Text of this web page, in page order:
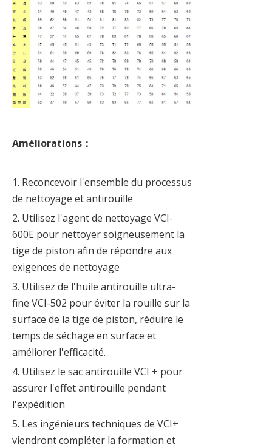
Améliorations：
1. Reconcevoir l'ensemble du processus
de nettoyage et antirouille
2. Utilisez l'agent de nettoyage VCI-
600E pour nettoyer soigneusement la
tige de piston afin de répondre aux
exigences de nettoyage
3. Utilisez de l'huile antirouille ultra-
fine VCI-502 pour éviter la rouille sur la
surface de la tige de piston, réduire le
temps de séchage en surface et
améliorer l'efficacité.
4. Utilisez le sac antirouille VCI + pour
assurer l'effet antirouille pendant
l'expédition
5. Les ingénieurs techniques de VCI+
viendront compléter la formation et